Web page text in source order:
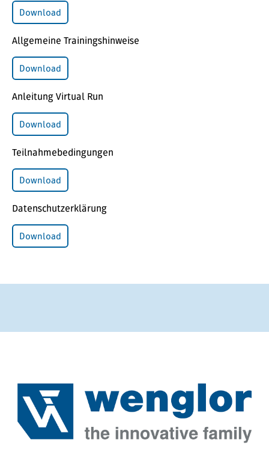
Download
Allgemeine Trainingshinweise
Download
Anleitung Virtual Run
Download
Teilnahmebedingungen
Download
Datenschutzerklärung
Download